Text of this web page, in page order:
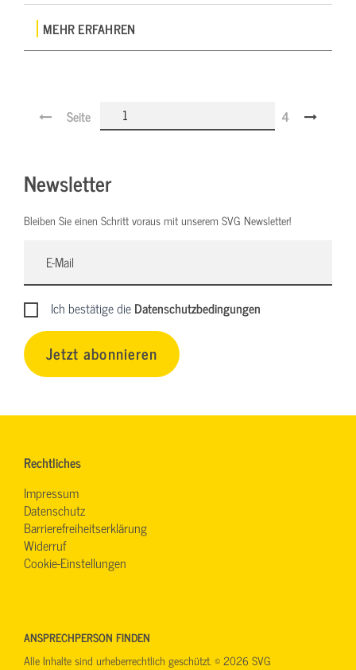
MEHR ERFAHREN
Seite 4
Newsletter
Bleiben Sie einen Schritt voraus mit unserem SVG Newsletter!
Ich bestätige dieDatenschutzbedingungen
Jetzt abonnieren
Rechtliches
Impressum
Datenschutz
Barrierefreiheitserklärung
Widerruf
Cookie-Einstellungen
ANSPRECHPERSON FINDEN
Alle Inhalte sind urheberrechtlich geschützt. © 2026 SVG